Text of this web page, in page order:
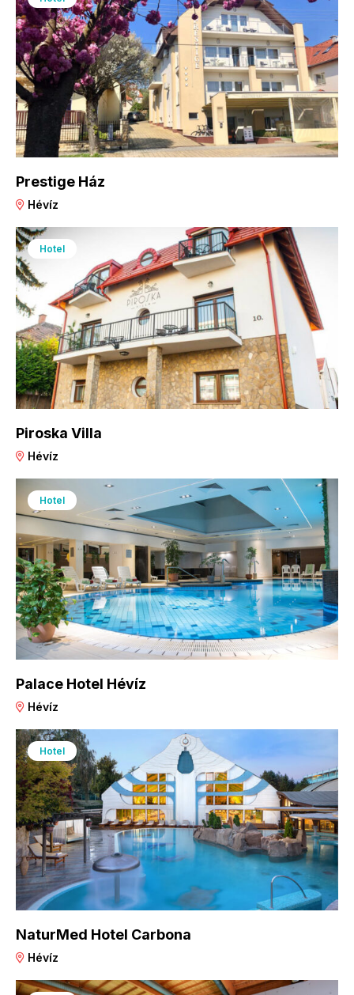
Prestige Ház
Hévíz
Hotel
Piroska Villa
Hévíz
Hotel
Palace Hotel Hévíz
Hévíz
Hotel
NaturMed Hotel Carbona
Hévíz